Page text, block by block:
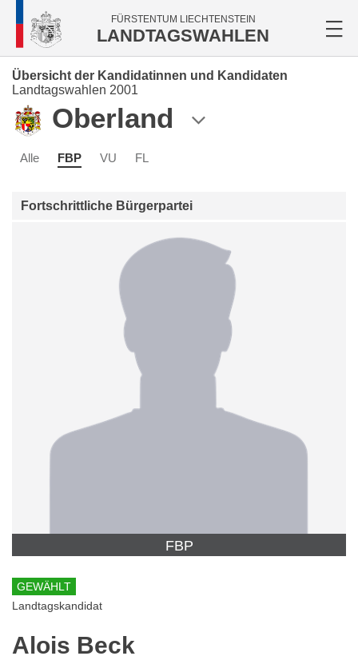
FÜRSTENTUM LIECHTENSTEIN
LANDTAGSWAHLEN
Übersicht der Kandidatinnen und Kandidaten
Landtagswahlen 2001
Oberland
Alle FBP VU FL
Fortschrittliche Bürgerpartei
FBP
GEWÄHLT
Landtagskandidat
Alois Beck